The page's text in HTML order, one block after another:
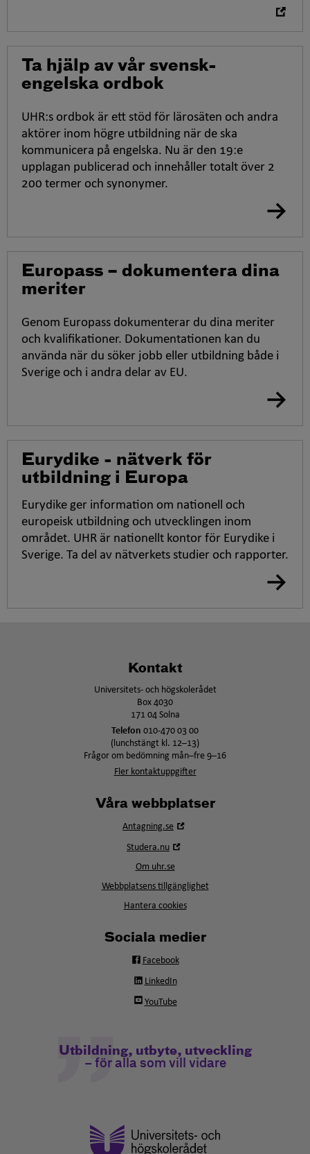
ö
n
Ta hjälp av vår svensk-
engelska ordbok
UHR:s ordbok är ett stöd för lärosäten och andra
aktörer inom högre utbildning när de ska
kommunicera på engelska. Nu är den 19:e
upplagan publicerad och innehåller totalt över 2
200 termer och synonymer.
Europass – dokumentera dina
meriter
Genom Europass dokumenterar du dina meriter
och kvalifikationer. Dokumentationen kan du
använda när du söker jobb eller utbildning både i
Sverige och i andra delar av EU.
Eurydike - nätverk för
utbildning i Europa
Eurydike ger information om nationell och
europeisk utbildning och utvecklingen inom
området. UHR är nationellt kontor för Eurydike i
Sverige. Ta del av nätverkets studier och rapporter.
Kontakt
Universitets- och högskolerådet
Box 4030
171 04 Solna
Telefon 010-470 03 00
(lunchstängt kl. 12–13)
Frågor om bedömning mån–fre 9–16
Fler kontaktuppgifter
Våra webbplatser
Antagning.se
Studera.nu
fönster
Om uhr.se
Webbplatsens tillgänglighet
Hantera cookies
Sociala medier
Facebook
LinkedIn
YouTube
Utbildning, utbyte, utveckling
– för alla som vill vidare